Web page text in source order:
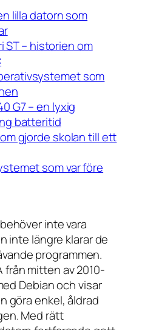
lilla datorn som
ST – historien om
som
G7 – en lyxig
batteritid
gjorde skolan till ett
som var före
inte vara
inte längre klarar de
programmen.
från mitten av 2010-
Debian och visar
göra enkel, åldrad
Med rätt